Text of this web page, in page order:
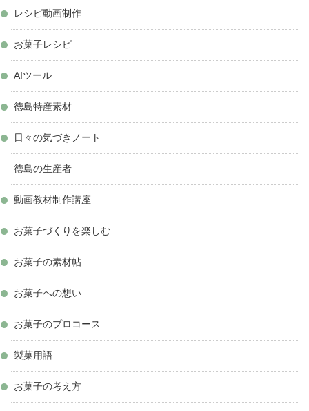
レシピ動画制作
お菓子レシピ
AIツール
徳島特産素材
日々の気づきノート
徳島の生産者
動画教材制作講座
お菓子づくりを楽しむ
お菓子の素材帖
お菓子への想い
お菓子のプロコース
製菓用語
お菓子の考え方